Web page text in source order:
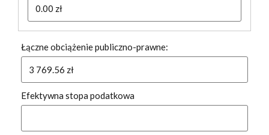
Łączne obciążenie publiczno-prawne:
Efektywna stopa podatkowa